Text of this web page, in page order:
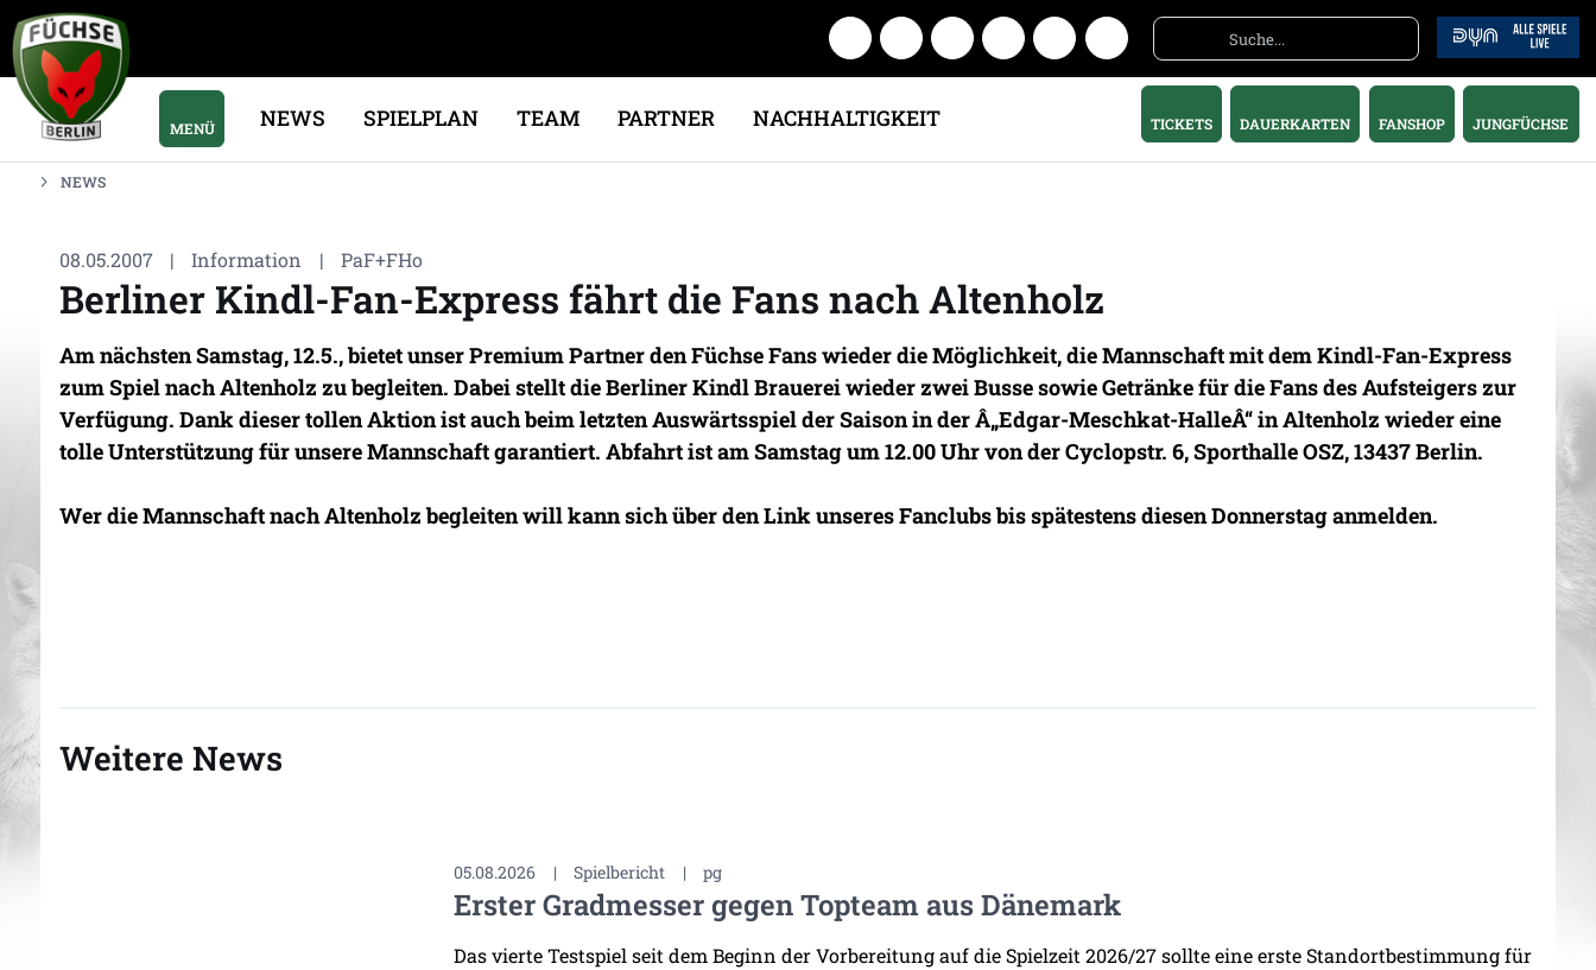
MENÜ NEWS SPIELPLAN TEAM PARTNER NACHHALTIGKEIT TICKETS DAUERKARTEN FANSHOP JUNGFÜCHSE
NEWS
08.05.2007 | Information | PaF+FHo
Berliner Kindl-Fan-Express fährt die Fans nach Altenholz
Am nächsten Samstag, 12.5., bietet unser Premium Partner den Füchse Fans wieder die Möglichkeit, die Mannschaft mit dem Kindl-Fan-Express
zum Spiel nach Altenholz zu begleiten. Dabei stellt die Berliner Kindl Brauerei wieder zwei Busse sowie Getränke für die Fans des Aufsteigers zur
Verfügung. Dank dieser tollen Aktion ist auch beim letzten Auswärtsspiel der Saison in der Â„Edgar-Meschkat-HalleÂ“ in Altenholz wieder eine
tolle Unterstützung für unsere Mannschaft garantiert. Abfahrt ist am Samstag um 12.00 Uhr von der Cyclopstr. 6, Sporthalle OSZ, 13437 Berlin.
Wer die Mannschaft nach Altenholz begleiten will kann sich über den Link unseres Fanclubsbis spätestens diesen Donnerstaganmelden.
Weitere News
05.08.2026 | Spielbericht | pg
Erster Gradmesser gegen Topteam aus Dänemark
Das vierte Testspiel seit dem Beginn der Vorbereitung auf die Spielzeit 2026/27 sollte eine erste Standortbestimmung für